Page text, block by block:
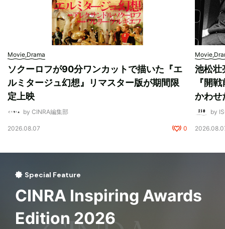
Movie,Drama
ソクーロフが90分ワンカットで描いた『エ
ルミタージュ幻想』リマスター版が期間限
定上映
by CINRA編集部
2026.08.07 0
池松壮
『開
かわせ
by
Special Feature
CINRA Inspiring Awards
Edition 2026